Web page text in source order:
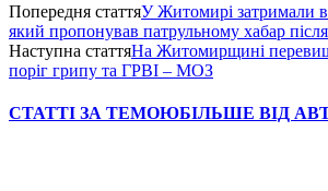
Попередня статтяУ Житомирі затримали
який пропонував патрульному хабар
Наступна статтяНа Житомирщині
поріг грипу та ГРВІ – МОЗ
СТАТТІ ЗА ТЕМОЮБІЛЬШЕ ВІД